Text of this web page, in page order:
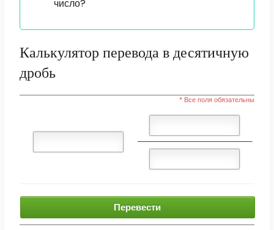
число?
Калькулятор перевода в десятичную
дробь
* Все поля обязательны
Перевести